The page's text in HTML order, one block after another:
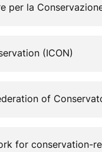
per la
(ICON)
of
for conservation-